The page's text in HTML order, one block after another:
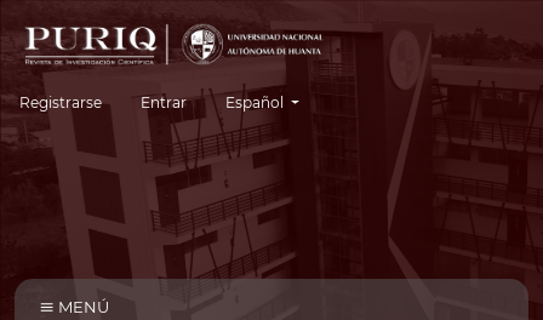
Registrarse Entrar Cambiar el idioma. El idioma actual es:
Español
MENÚ